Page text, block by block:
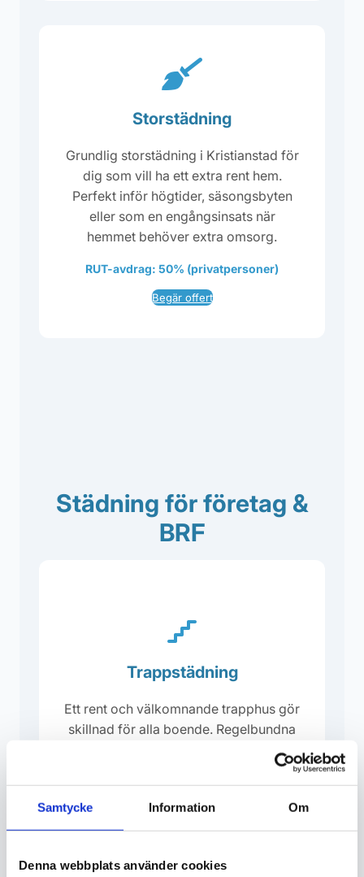
Samtycke Information Om
Denna webbplats använder cookies
Storstädning
Grundlig storstädning i Kristianstad för
dig som vill ha ett extra rent hem.
Perfekt inför högtider, säsongsbyten
eller som en engångsinsats när
hemmet behöver extra omsorg.
RUT-avdrag: 50% (privatpersoner)
Begär offert
Städning för företag &
BRF
Trappstädning
Ett rent och välkomnande trapphus gör
skillnad för alla boende. Regelbundna
Begär offert